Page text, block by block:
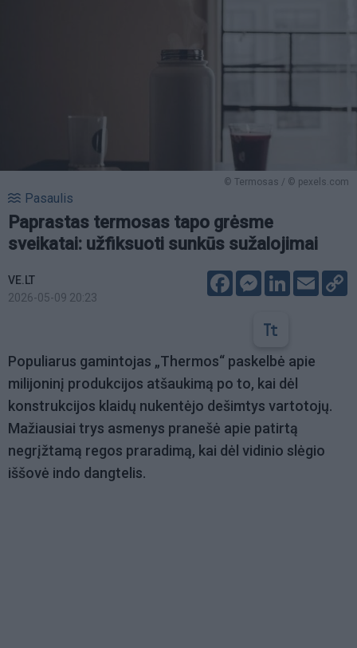
© Termosas / © pexels.com
Pasaulis
Paprastas termosas tapo grėsme
sveikatai: užfiksuoti sunkūs sužalojimai
VE.LT
2026-05-09 20:23
FacebookMessenger
LinkedIn
Email
Populiarus gamintojas „Thermos“ paskelbė apie
milijoninį produkcijos atšaukimą po to, kai dėl
konstrukcijos klaidų nukentėjo dešimtys vartotojų.
Mažiausiai trys asmenys pranešė apie patirtą
negrįžtamą regos praradimą, kai dėl vidinio slėgio
iššovė indo dangtelis.